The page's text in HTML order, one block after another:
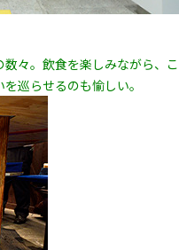
々。飲食を楽しみながら、こ
巡らせるのも愉しい。